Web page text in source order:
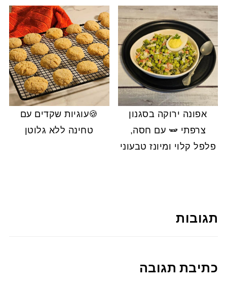
אפונה ירוקה בסגנון
צרפתי 🫛 עם חסה,
פלפל קלוי ומיונז טבעוני
🍪עוגיות שקדים עם
טחינה ללא גלוטן
תגובות
כתיבת תגובה